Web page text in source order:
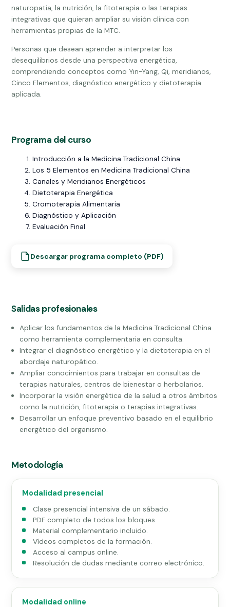
naturopatía, la nutrición, la fitoterapia o las terapias
integrativas que quieran ampliar su visión clínica con
herramientas propias de la MTC.
Personas que desean aprender a interpretar los
desequilibrios desde una perspectiva energética,
comprendiendo conceptos como Yin-Yang, Qi, meridianos,
Cinco Elementos, diagnóstico energético y dietoterapia
aplicada.
Programa del curso
Introducción a la Medicina Tradicional China
Los 5 Elementos en Medicina Tradicional China
Canales y Meridianos Energéticos
Dietoterapia Energética
Cromoterapia Alimentaria
Diagnóstico y Aplicación
Evaluación Final
Descargar programa completo (PDF)
Salidas profesionales
Aplicar los fundamentos de la Medicina Tradicional China
como herramienta complementaria en consulta.
Integrar el diagnóstico energético y la dietoterapia en el
abordaje naturopático.
Ampliar conocimientos para trabajar en consultas de
terapias naturales, centros de bienestar o herbolarios.
Incorporar la visión energética de la salud a otros ámbitos
como la nutrición, fitoterapia o terapias integrativas.
Desarrollar un enfoque preventivo basado en el equilibrio
energético del organismo.
Metodología
Modalidad presencial
Clase presencial intensiva de un sábado.
PDF completo de todos los bloques.
Material complementario incluido.
Vídeos completos de la formación.
Acceso al campus online.
Resolución de dudas mediante correo electrónico.
Modalidad online